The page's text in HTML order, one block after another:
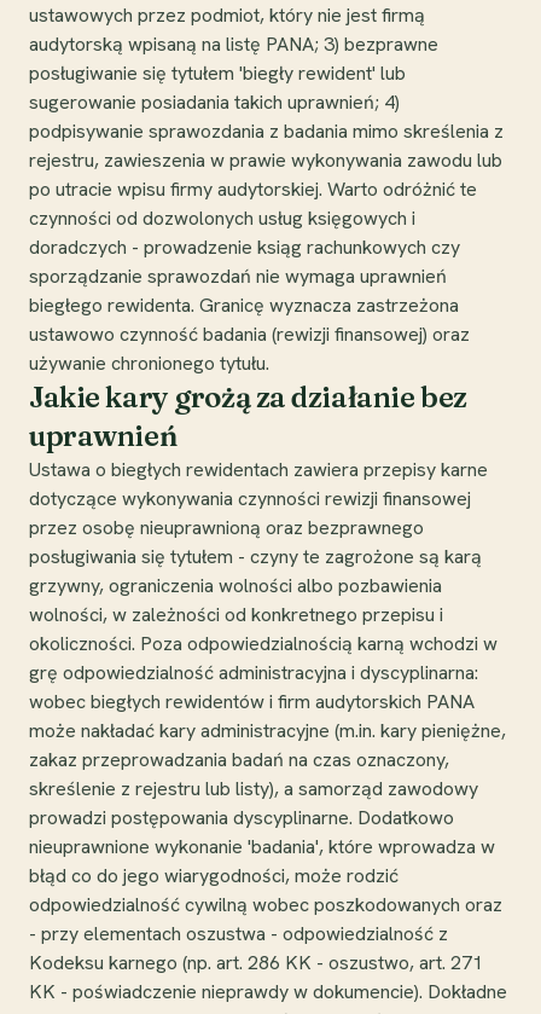
ustawowych przez podmiot, który nie jest firmą
audytorską wpisaną na listę PANA; 3) bezprawne
posługiwanie się tytułem 'biegły rewident' lub
sugerowanie posiadania takich uprawnień; 4)
podpisywanie sprawozdania z badania mimo skreślenia z
rejestru, zawieszenia w prawie wykonywania zawodu lub
po utracie wpisu firmy audytorskiej. Warto odróżnić te
czynności od dozwolonych usług księgowych i
doradczych - prowadzenie ksiąg rachunkowych czy
sporządzanie sprawozdań nie wymaga uprawnień
biegłego rewidenta. Granicę wyznacza zastrzeżona
ustawowo czynność badania (rewizji finansowej) oraz
używanie chronionego tytułu.
Jakie kary grożą za działanie bez
uprawnień
Ustawa o biegłych rewidentach zawiera przepisy karne
dotyczące wykonywania czynności rewizji finansowej
przez osobę nieuprawnioną oraz bezprawnego
posługiwania się tytułem - czyny te zagrożone są karą
grzywny, ograniczenia wolności albo pozbawienia
wolności, w zależności od konkretnego przepisu i
okoliczności. Poza odpowiedzialnością karną wchodzi w
grę odpowiedzialność administracyjna i dyscyplinarna:
wobec biegłych rewidentów i firm audytorskich PANA
może nakładać kary administracyjne (m.in. kary pieniężne,
zakaz przeprowadzania badań na czas oznaczony,
skreślenie z rejestru lub listy), a samorząd zawodowy
prowadzi postępowania dyscyplinarne. Dodatkowo
nieuprawnione wykonanie 'badania', które wprowadza w
błąd co do jego wiarygodności, może rodzić
odpowiedzialność cywilną wobec poszkodowanych oraz
- przy elementach oszustwa - odpowiedzialność z
Kodeksu karnego (np. art. 286 KK - oszustwo, art. 271
KK - poświadczenie nieprawdy w dokumencie). Dokładne